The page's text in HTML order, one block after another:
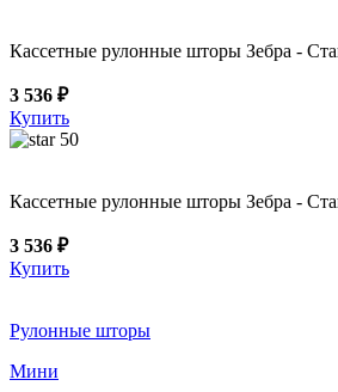
Кассетные рулонные шторы Зебра -
3 536 ₽
Купить
50
Кассетные рулонные шторы Зебра -
3 536 ₽
Купить
Рулонные шторы
Мини